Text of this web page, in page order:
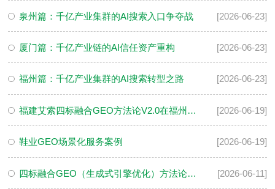
泉州篇：千亿产业集群的AI搜索入口争夺战 [2026-06-23]
厦门篇：千亿产业链的AI信任资产重构 [2026-06-23]
福州篇：千亿产业集群的AI搜索转型之路 [2026-06-23]
福建艾索四标融合GEO方法论V2.0在福州电子行业实战案例 [2026-06-19]
鞋业GEO场景化服务案例 [2026-06-19]
四标融合GEO（生成式引擎优化）方法论系统性解决方案 [2026-06-11]